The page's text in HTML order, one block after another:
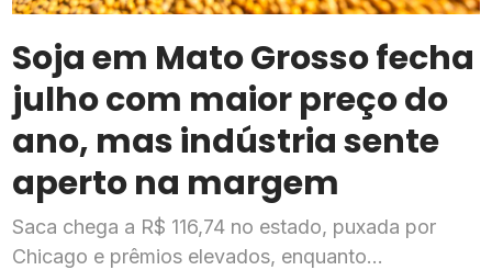
Soja em Mato Grosso fecha
julho com maior preço do
ano, mas indústria sente
aperto na margem
Saca chega a R$ 116,74 no estado, puxada por
Chicago e prêmios elevados, enquanto